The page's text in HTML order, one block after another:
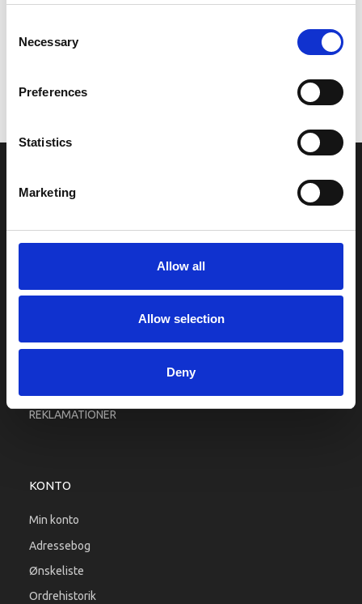
Selection
Necessary
Preferences
Statistics
Marketing
Allow all
Allow selection
Deny
Vi oplever i øjeblikket store og hyppige prisændringer i markedet.
Derfor kan der i enkelte tilfælde være produkter, som ikke kan
INFORMATIONER
Fragt og levering
Betingelser & Vilkår
Købsgaranti
REKLAMATIONER
KONTO
Min konto
Adressebog
Ønskeliste
Ordrehistorik